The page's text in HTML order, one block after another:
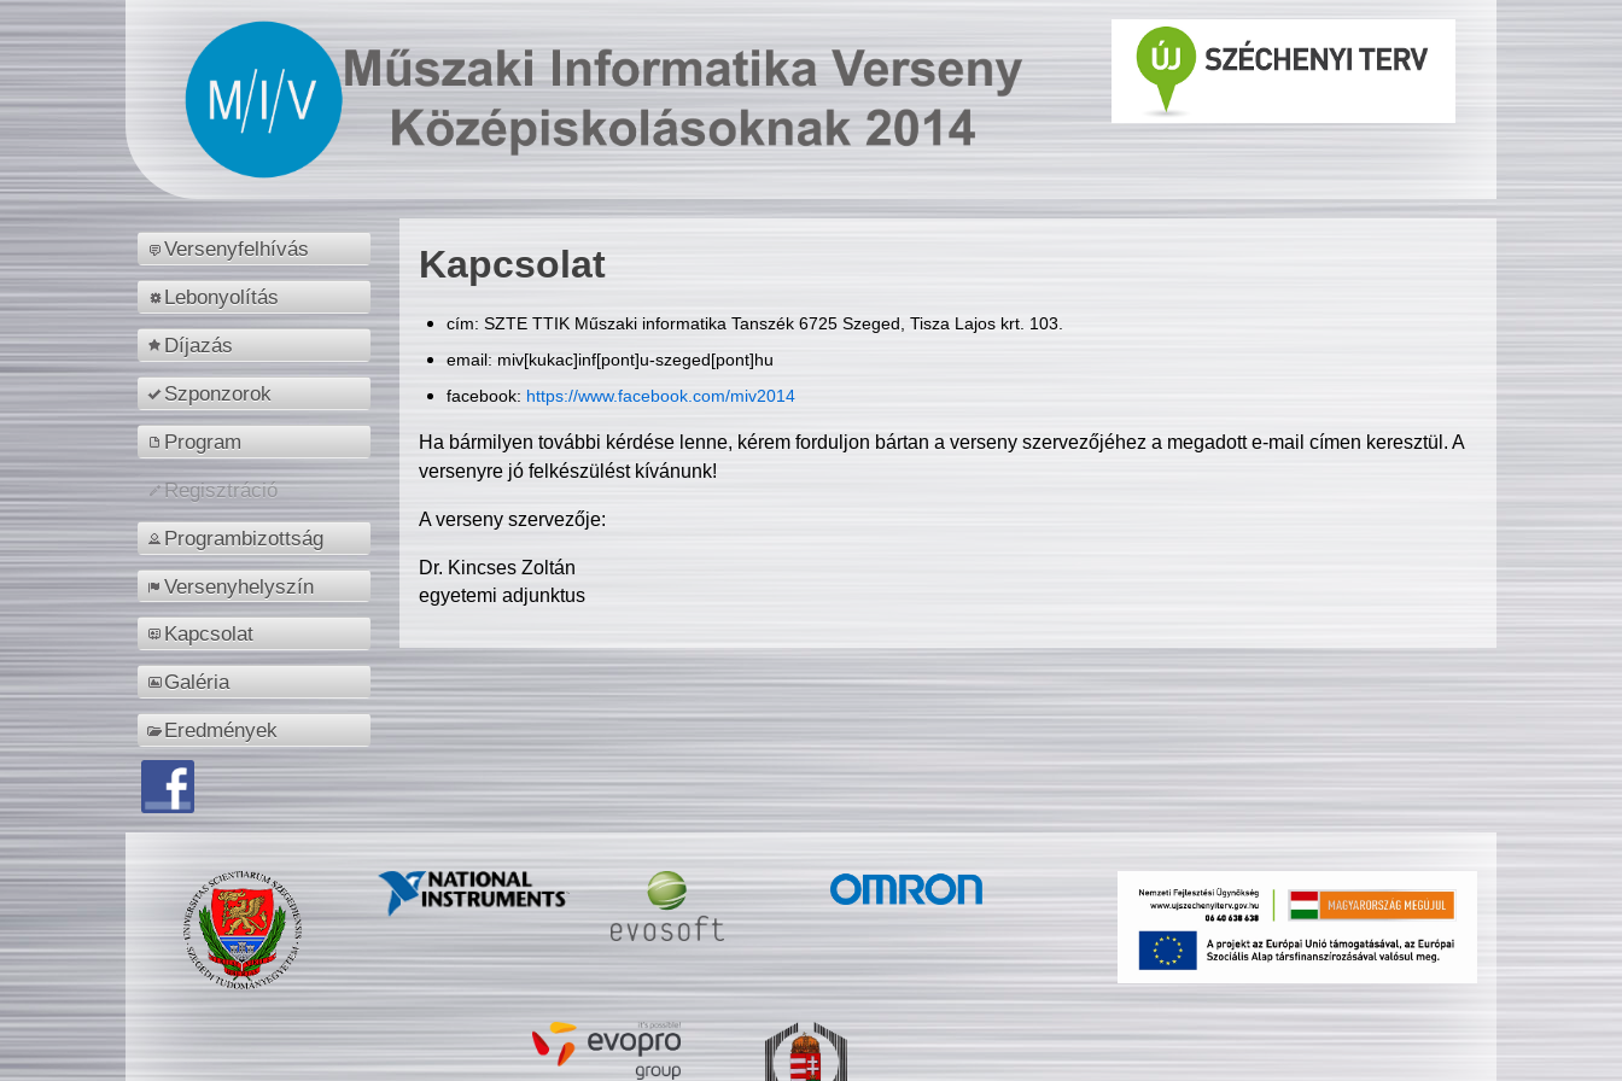
Versenyfelhívás
Lebonyolítás
Díjazás
Szponzorok
Program
Regisztráció
Programbizottság
Versenyhelyszín
Kapcsolat
Galéria
Eredmények
Kapcsolat
cím: SZTE TTIK Műszaki informatika Tanszék 6725 Szeged, Tisza Lajos krt. 103.
email: miv[kukac]inf[pont]u-szeged[pont]hu
facebook: https://www.facebook.com/miv2014
Ha bármilyen további kérdése lenne, kérem forduljon bártan a verseny szervezőjéhez a megadott e-mail címen keresztül. A
versenyre jó felkészülést kívánunk!
A verseny szervezője:
Dr. Kincses Zoltán
egyetemi adjunktus